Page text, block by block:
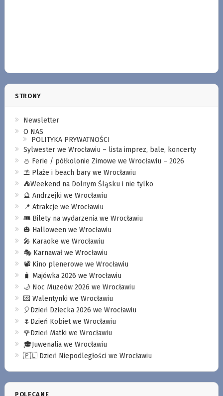
STRONY
Newsletter
O NAS
POLITYKA PRYWATNOŚCI
Sylwester we Wrocławiu – lista imprez, bale, koncerty
⛄️ Ferie / półkolonie Zimowe we Wrocławiu – 2026
⛱️ Plaże i beach bary we Wrocławiu
⛺️Weekend na Dolnym Śląsku i nie tylko
🔮 Andrzejki we Wrocławiu
📍 Atrakcje we Wrocławiu
🎟️ Bilety na wydarzenia we Wrocławiu
🎃 Halloween we Wrocławiu
🎤 Karaoke we Wrocławiu
🎭 Karnawał we Wrocławiu
📽️ Kino plenerowe we Wrocławiu
🧳 Majówka 2026 we Wrocławiu
🌙 Noc Muzeów 2026 we Wrocławiu
💌 Walentynki we Wrocławiu
🎈Dzień Dziecka 2026 we Wrocławiu
🌷Dzień Kobiet we Wrocławiu
🌹Dzień Matki we Wrocławiu
🎓Juwenalia we Wrocławiu
🇵🇱 Dzień Niepodległości we Wrocławiu
POLECANE